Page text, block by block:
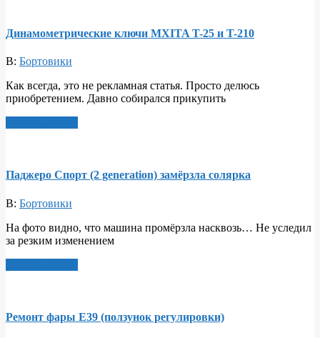
Динамометрические ключи MXITA T-25 и T-210
В: Бортовики
Как всегда, это не рекламная статья. Просто делюсь
приобретением. Давно собирался прикупить
Паджеро Спорт (2 generation) замёрзла солярка
В: Бортовики
На фото видно, что машина промёрзла насквозь… Не уследил
за резким изменением
Ремонт фары Е39 (ползунок регулировки)